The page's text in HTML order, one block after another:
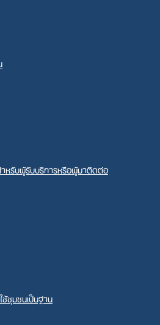
หรับผู้รับบริการหรือผู้มาติดต่อ
ชุมชนเป็นฐาน